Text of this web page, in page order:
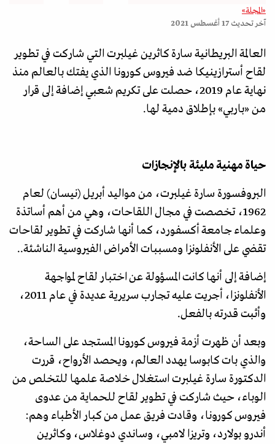
«المجلة»
آخر تحديث17 أغسطس 2021
العالمة البريطانية سارة كاثرين غيلبرت التي شاركت في تطوير
لقاح أسترازينيكا ضد فيروس كورونا الذي يفتك بالعالم منذ
نهاية عام 2019، حصلت على تكريم شعبي إضافة إلى قرار
من«باربي»بإطلاق دمية لها.
حياة مهنية مليئة بالإنجازات
البروفسورة سارة غيلبرت، من مواليد أبريل (نيسان) لعام
1962، تخصصت في مجال اللقاحات، وهي من أهم أساتذة
وعلماء جامعة أكسفورد، كما أنها شاركت في تطوير لقاحات
تقضي على الأنفلونزا ومسببات الأمراض الفيروسية الناشئة..
إضافة إلى أنها كانت المسؤولة عن اختبار لقاح لمواجهة
الأنفلونزا، أجريت عليه تجارب سريرية عديدة في عام 2011،
وأثبت قدرته بالفعل.
وبعد أن ظهرت أزمة فيروس كورونا المستجد على الساحة،
والذي بات كابوسا يهدد العالم، ويحصد الأرواح، قررت
الدكتورة سارة غيلبرت استغلال خلاصة علمها للتخلص من
الوباء، حيث شاركت في تطوير لقاح للحماية من عدوى
فيروس كورونا، وقادت فريق عمل من كبار الأطباء وهم:
أندرو بولارد، وتريزا لامبي، وساندي دوغلاس، وكاثرين